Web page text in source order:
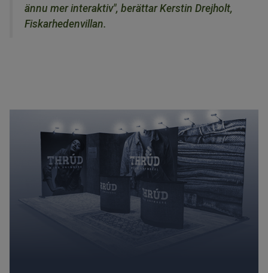
ännu mer interaktiv", berättar Kerstin Drejholt,
Fiskarhedenvillan.